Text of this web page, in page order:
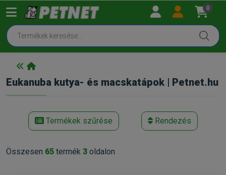
0
Eukanuba kutya- és macskatápok | Petnet.hu
Termékek szűrése Rendezés
Összesen 65 termék 3 oldalon